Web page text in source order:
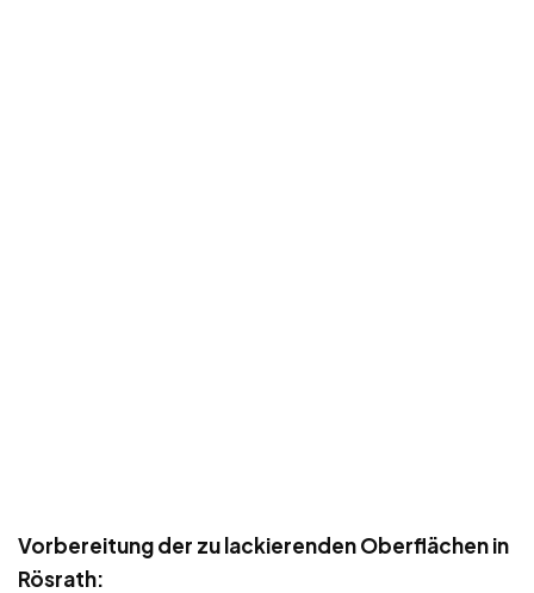
Vorbereitung der zu lackierenden Oberflächen in
Rösrath: